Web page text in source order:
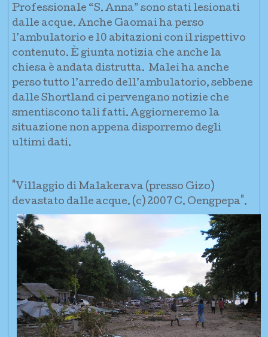
Professionale “S. Anna” sono stati lesionati
dalle acque. Anche Gaomai ha perso
l’ambulatorio e 10 abitazioni con il rispettivo
contenuto. È giunta notizia che anche la
chiesa è andata distrutta. Malei ha anche
perso tutto l’arredo dell’ambulatorio, sebbene
dalle Shortland ci pervengano notizie che
smentiscono tali fatti. Aggiorneremo la
situazione non appena disporremo degli
ultimi dati.
"Villaggio di Malakerava (presso Gizo)
devastato dalle acque. (c) 2007 C. Oengpepa".